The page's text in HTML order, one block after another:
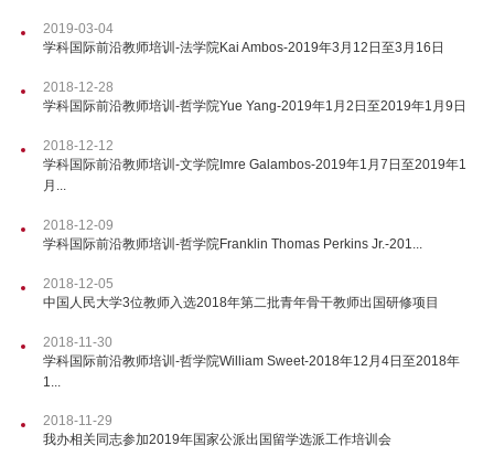
2019-03-04
学科国际前沿教师培训-法学院Kai Ambos-2019年3月12日至3月16日
2018-12-28
学科国际前沿教师培训-哲学院Yue Yang-2019年1月2日至2019年1月9日
2018-12-12
学科国际前沿教师培训-文学院Imre Galambos-2019年1月7日至2019年1
月...
2018-12-09
学科国际前沿教师培训-哲学院Franklin Thomas Perkins Jr.-201...
2018-12-05
中国人民大学3位教师入选2018年第二批青年骨干教师出国研修项目
2018-11-30
学科国际前沿教师培训-哲学院William Sweet-2018年12月4日至2018年
1...
2018-11-29
我办相关同志参加2019年国家公派出国留学选派工作培训会